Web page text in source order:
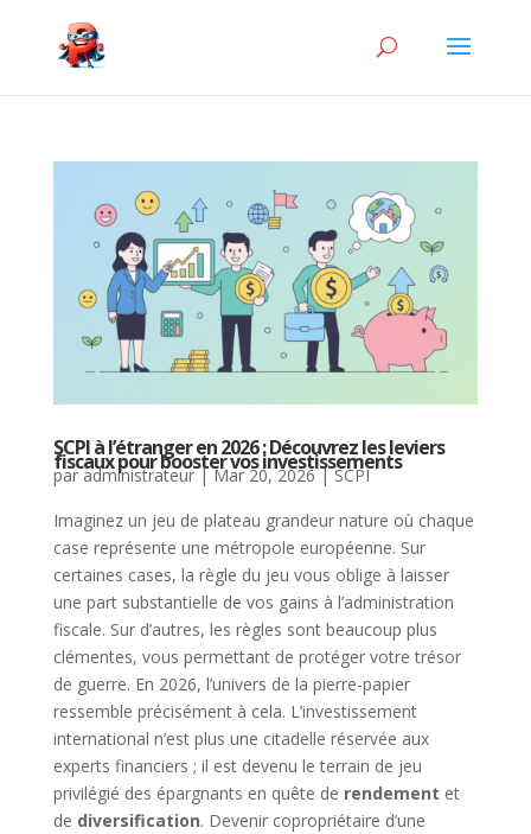
SCPI à l’étranger en 2026 : Découvrez les leviers
fiscaux pour booster vos investissements
paradministrateur|Mar 20, 2026|SCPI
Imaginez un jeu de plateau grandeur nature où chaque
case représente une métropole européenne. Sur
certaines cases, la règle du jeu vous oblige à laisser
une part substantielle de vos gains à l’administration
fiscale. Sur d’autres, les règles sont beaucoup plus
clémentes, vous permettant de protéger votre trésor
de guerre. En 2026, l’univers de la pierre-papier
ressemble précisément à cela. L’investissement
international n’est plus une citadelle réservée aux
experts financiers ; il est devenu le terrain de jeu
privilégié des épargnants en quête de rendement et
de diversification. Devenir copropriétaire d’une